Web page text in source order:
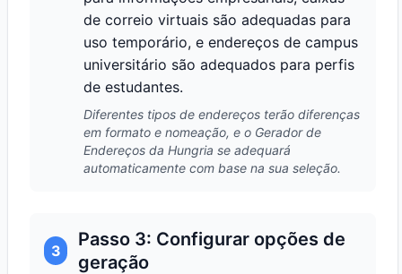
de correio virtuais são adequadas para
uso temporário, e endereços de campus
universitário são adequados para perfis
de estudantes.
Diferentes tipos de endereços terão diferenças
em formato e nomeação, e o Gerador de
Endereços da Hungria se adequará
automaticamente com base na sua seleção.
3
Passo 3: Configurar opções de
geração